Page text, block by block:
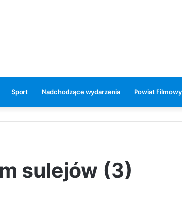
Sport Nadchodzące wydarzenia Powiat Filmowy
sulejów (3)